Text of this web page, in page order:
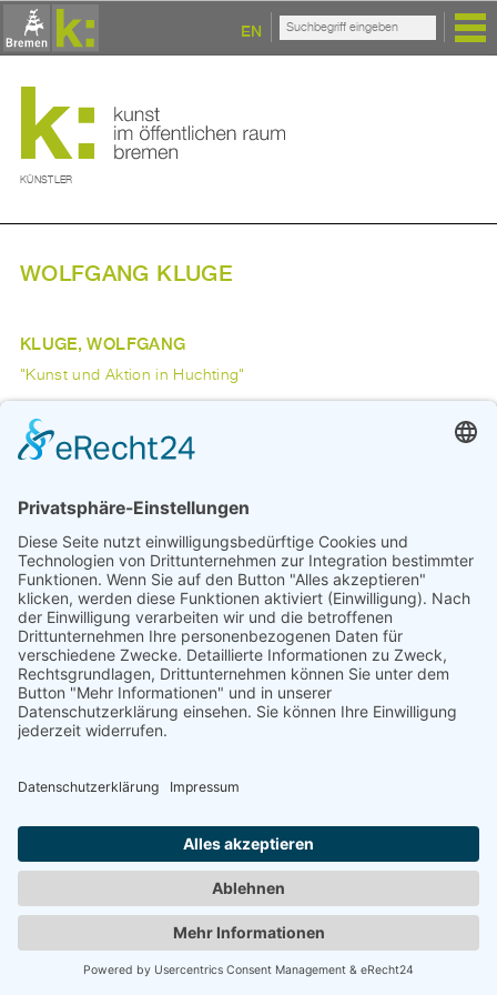
EN
KÜNSTLER
WOLFGANG KLUGE
KLUGE, WOLFGANG
"Kunst und Aktion in Huchting"
Zurück
© 2008-2026 Senator für Kultur Bremen
Impressum
Barrierefreiheit Datenschutz